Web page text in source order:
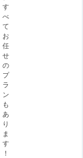
す
べ
て
お
任
せ
の
プ
ラ
ン
も
あ
り
ま
す
！